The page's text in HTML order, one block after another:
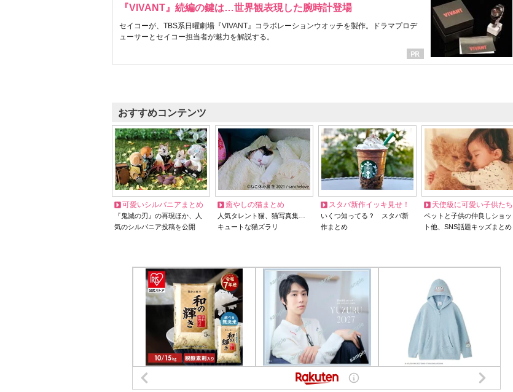
『VIVANT』続編の鍵は…世界観表現した腕時計登場
セイコーが、TBS系日曜劇場『VIVANT』コラボレーションウオッチを製作。ドラマプロデ
ューサーとセイコー担当者が魅力を解説する。
おすすめコンテンツ
可愛いシルバニアまとめ
『鬼滅の刃』の再現ほか、人
気のシルバニア投稿を公開
癒やしの猫まとめ
人気タレント猫、猫写真集…
キュートな猫ズラリ
スタバ新作イッキ見せ！
いくつ知ってる？ スタバ新
作まとめ
天使級に可愛い子供たち
ペットと子供の仲良しショッ
ト他、SNS話題キッズまとめ